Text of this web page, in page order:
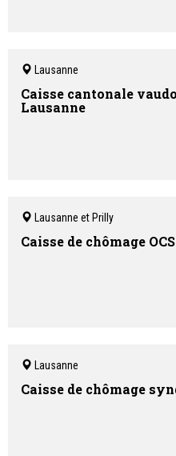
Lausanne
Caisse cantonale
Lausanne
Lausanne et Prilly
Caisse de chômage
Lausanne
Caisse de chômage